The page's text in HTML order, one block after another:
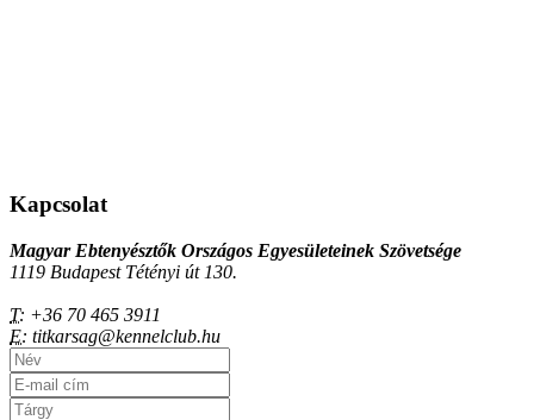
Kapcsolat
Magyar Ebtenyésztők Országos Egyesületeinek Szövetsége
1119 Budapest Tétényi út 130.
T: +36 70 465 3911
E: titkarsag@kennelclub.hu